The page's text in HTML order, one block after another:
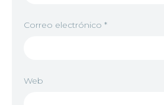
Correo electrónico *
Web